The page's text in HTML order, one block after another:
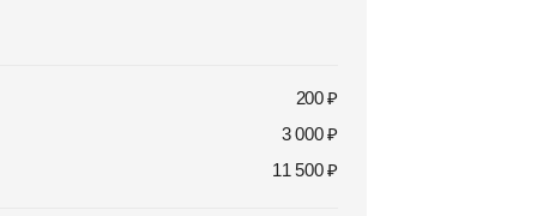
200 ₽
3 000 ₽
11 500 ₽